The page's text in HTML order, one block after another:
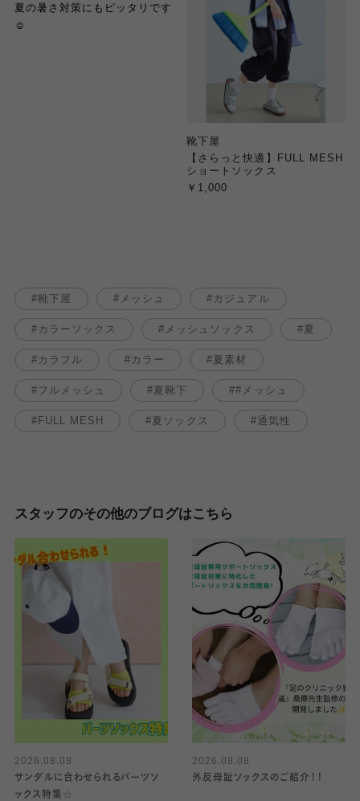
夏の暑さ対策にもピッタリです
☺︎
靴下屋
【さらっと快適】FULL MESH
ショートソックス
￥1,000
靴下屋 メッシュ カジュアル
カラーソックス メッシュソックス 夏
カラフル カラー 夏素材
フルメッシュ 夏靴下 #メッシュ
FULL MESH 夏ソックス 通気性
スタッフのその他のブログはこちら
2026.08.08
サンダルに合わせられるパーツソ
ックス特集☆
2026.08.08
外反母趾ソックスのご紹介！！